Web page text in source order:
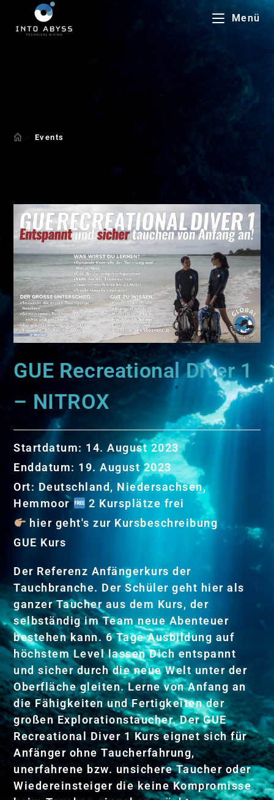
Menü
GUE Recreational Diver 1
Events
GUE Recreational Diver 1
– NITROX
Startdatum: 14. August 2023
Enddatum: 19. August 2023
Ort: Deutschland, Niedersachsen,
Hemmoor
2 Kursplätze frei
hier geht's zur Kursbeschreibung
GUE Kurs
Der Referenz Anfängerkurs der
Tauchbranche. Der Schüler geht hier als
ganzer Taucher aus dem Kurs, der
selbständig im Team neue Abenteuer
bestehen kann. 6 Tage Ausbildung auf
höchstem Level lassen Dich entspannt
und sicher durch die neue Welt unter der
Oberfläche gleiten. Lerne von Anfang an
die Fähigkeiten und Fertigkeiten der
großen Explorationstaucher. Der GUE
Recreational Diver 1 Kurs eignet sich für
Anfänger ohne Taucherfahrung,
unerfahrene bzw. unsichere Taucher oder
Wiedereinsteiger die keine Kompromisse